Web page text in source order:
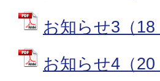
お知らせ3（
お知らせ4（